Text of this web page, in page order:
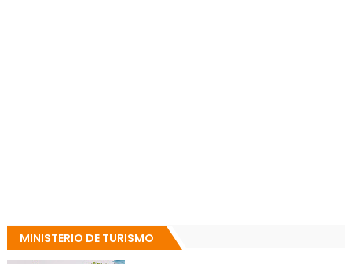
MINISTERIO DE TURISMO